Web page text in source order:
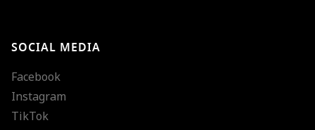
SOCIAL MEDIA
Facebook
Instagram
TikTok